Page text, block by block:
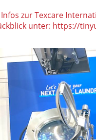
zur Texcare
unter: https://